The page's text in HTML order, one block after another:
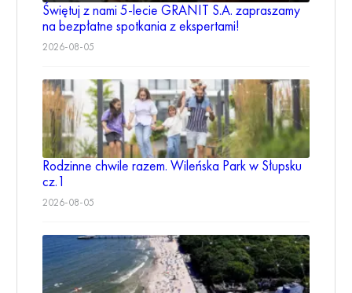
Świętuj z nami 5-lecie GRANIT S.A. zapraszamy
na bezpłatne spotkania z ekspertami!
2026-08-05
Rodzinne chwile razem. Wileńska Park w Słupsku
cz.1
2026-08-05